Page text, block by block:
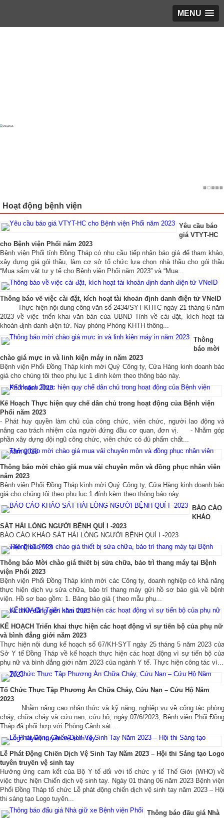
MENU
Hoạt động KH&ĐT
ĐĂNG KÝ KHÁM ▼
▼
Liên hệ ▼
Hoạt động bệnh viện
Yêu cầu báo
giá VTYT-HC
cho Bệnh viện Phổi năm 2023
Bệnh viện Phổi tỉnh Đồng Tháp có nhu cầu tiếp nhận báo giá để tham khảo,
xây dựng giá gói thầu, làm cơ sở tổ chức lựa chọn nhà thầu cho gói thầu
“Mua sắm vật tư y tế cho Bệnh viện Phổi năm 2023” và “Mua...
Thông báo về việc cài đặt, kích hoạt tài khoản định danh điện tử VNeID
Thực hiện nội dung công văn số 2434/SYT-KHTC ngày 21 tháng 6 năm
2023 về việc triển khai văn bản của UBND Tỉnh về cài đặt, kích hoạt tài
khoản định danh điện tử. Nay phòng Phòng KHTH thông...
Thông
báo mời
chào giá mực in và linh kiện máy in năm 2023
Bệnh viện Phổi Đồng Tháp kính mời Quý Công ty, Cửa Hàng kinh doanh báo
giá cho chúng tôi theo phụ lục 1 đính kèm theo thông báo này.
Kế Hoạch Thực hiện quy chế dân chủ trong hoạt động của Bệnh viện
Phổi năm 2023
- Phát huy quyền làm chủ của công chức, viên chức, người lao động và
nâng cao trách nhiệm của người đứng đầu cơ quan, đơn vị. - Nhằm góp
phần xây dựng đội ngũ công chức, viên chức có đủ phẩm chất...
Thông báo mời chào giá mua vải chuyên môn và đồng phục nhân viên
năm 2023
Bệnh viện Phổi Đồng Tháp kình mời Quý Công ty, Cửa Hàng kinh doanh báo
giá cho chúng tôi theo phụ lục 1 đính kèm theo thông báo này.
BÁO CÁO
KHẢO
SÁT HÀI LÒNG NGƯỜI BỆNH QUÍ I -2023
BÁO CÁO KHẢO SÁT HÀI LÒNG NGƯỜI BỆNH QUÍ I -2023
Thông báo Mời chào giá thiết bị sửa chữa, bảo trì thang máy tại Bệnh
viện Phổi 2023
Bệnh viện Phổi Đồng Tháp kình mời các Công ty, doanh nghiệp có khả năng
thực hiện dịch vụ sửa chữa, bảo trì thang máy gửi hồ sơ báo giá về bệnh
viện. Hồ sơ bao gồm: 1. Bảng báo giá ( theo mẫu phụ...
KẾ HOẠCH Triển khai thực hiện các hoạt động vì sự tiến bộ của phụ nữ
và bình đẳng giới năm 2023
Thực hiện nội dung kế hoạch số 67/KH-SYT ngày 25 tháng 5 năm 2023 của
Sở Y tế Đồng Tháp về kế hoạch thực hiện các hoạt động vì sự tiến bộ của
phụ nữ và bình đẳng giới năm 2023 của ngành Y tế. Thực hiện công tác vì...
Tổ Chức Thực Tập Phương Án Chữa Cháy, Cứu Nạn – Cứu Hộ Năm
2023
Nhằm nâng cao nhận thức và kỹ năng, nghiệp vụ về công tác phòng
cháy, chữa cháy và cứu nạn, cứu hộ, ngày 07/6/2023, Bệnh viện Phổi Đồng
Tháp đã phối hợp với Phòng Cảnh sát...
Lễ Phát Động Chiến Dịch Vệ Sinh Tay Năm 2023 – Hội thi Sáng tạo Logo
tuyên truyền vệ sinh tay
Hưởng ứng cam kết của Bộ Y tế đối với tổ chức y tế Thế Giới (WHO) về
việc thực hiện Chiến dịch vệ sinh tay. Ngày 01 tháng 06 năm 2023 Bệnh viện
Phổi Đồng Tháp tổ chức Lễ phát động chiến dịch vệ sinh tay năm 2023 – Hội
thi sáng tạo Logo tuyên...
Thông báo đấu giá Nhà